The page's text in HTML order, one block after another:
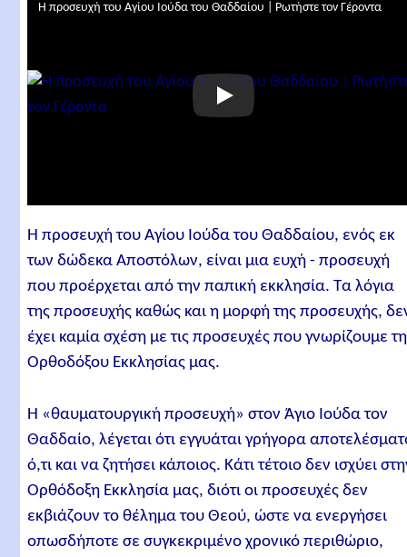
Η προσευχή του Αγίου Ιούδα του Θαδδαίου | Ρωτήστε τον Γέροντα
Η προσευχή του Αγίου Ιούδα του Θαδδαίου, ενός εκ
των δώδεκα Αποστόλων, είναι μια ευχή - προσευχή
που προέρχεται από την παπική εκκλησία. Τα λόγια
της προσευχής καθώς και η μορφή της προσευχής,
έχει καμία σχέση με τις προσευχές που γνωρίζουμε
Ορθοδόξου Εκκλησίας μας.
Η «θαυματουργική προσευχή» στον Άγιο Ιούδα τον
Θαδδαίο, λέγεται ότι εγγυάται γρήγορα
ό,τι και να ζητήσει κάποιος. Κάτι τέτοιο δεν ισχύει
Ορθόδοξη Εκκλησία μας, διότι οι προσευχές δεν
εκβιάζουν το θέλημα του Θεού, ώστε να ενεργήσει
οπωσδήποτε σε συγκεκριμένο χρονικό περιθώριο,